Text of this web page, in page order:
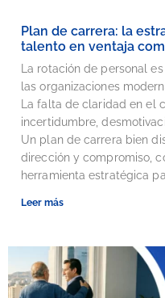
Plan de carrera: la
talento en ventaja
La rotación de personal
las organizaciones
La falta de claridad en el
incertidumbre,
Un plan de carrera bien
dirección y compromiso,
herramienta estratégica
Leer más